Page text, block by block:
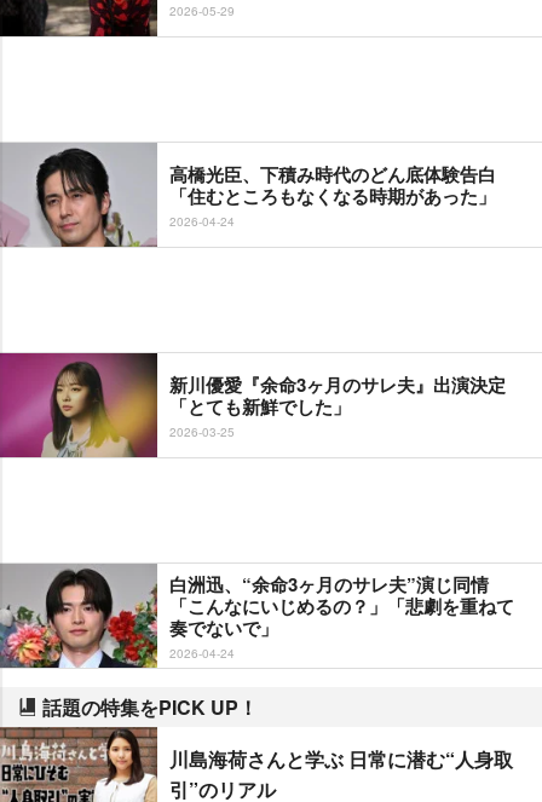
2026-05-29
高橋光臣、下積み時代のどん底体験告白
「住むところもなくなる時期があった」
2026-04-24
新川優愛『余命3ヶ月のサレ夫』出演決定
「とても新鮮でした」
2026-03-25
白洲迅、“余命3ヶ月のサレ夫”演じ同情
「こんなにいじめるの？」「悲劇を重ねて
奏でないで」
2026-04-24
話題の特集をPICK UP！
川島海荷さんと学ぶ 日常に潜む“人身取
引”のリアル